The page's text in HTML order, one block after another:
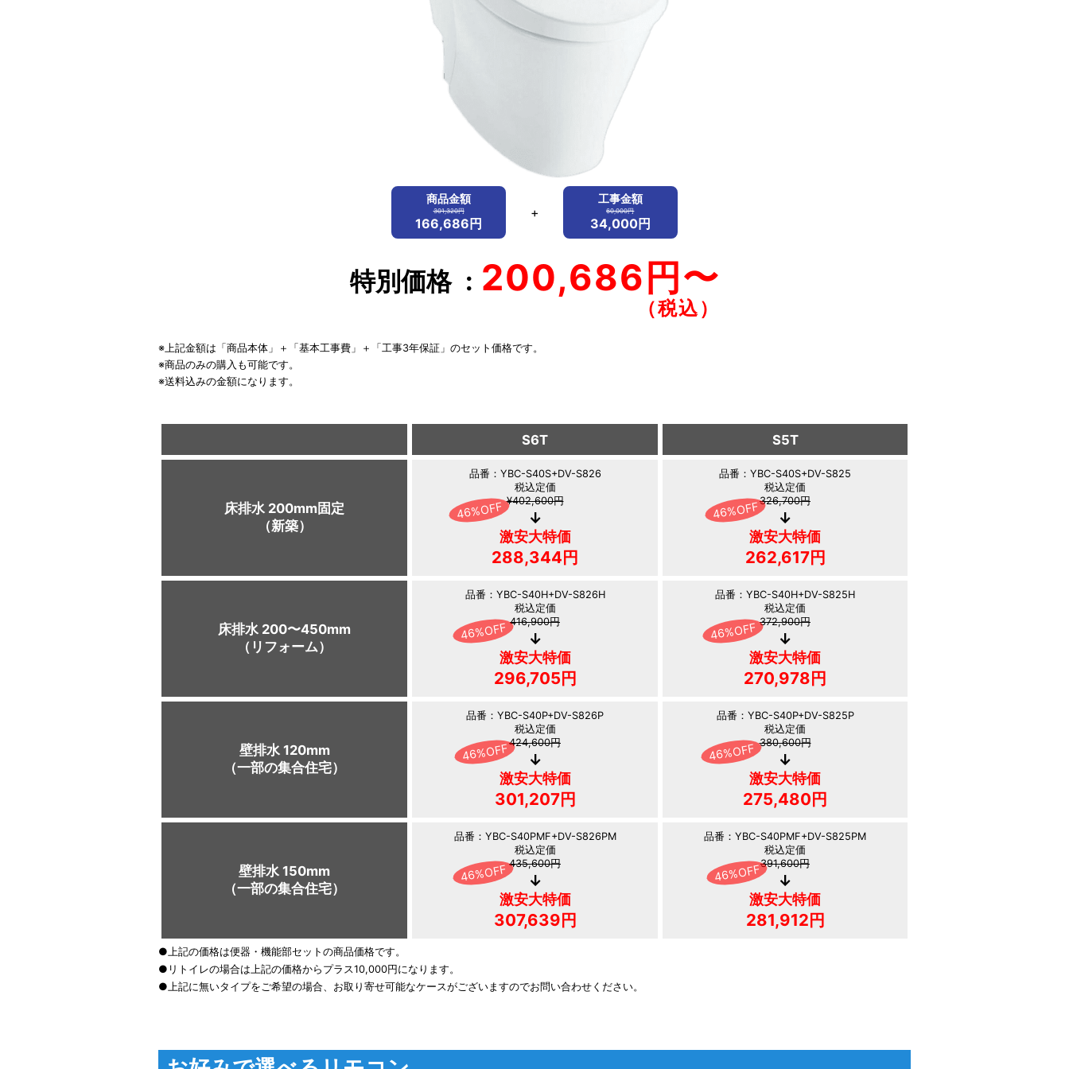
商品金額
301,320円
166,686円
+
工事金額
60,000円
34,000円
特別価格 200,686円〜
※上記金額は「商品本体」＋「基本工事費」＋「工事3年保証」のセット価格です。
※商品のみの購入も可能です。
※送料込みの金額になります。
S6T S5T
床排水 200mm固定
（新築）
品番：YBC-S40S+DV-S826
税込定価
¥402,600円
激安大特価
288,344円
品番：YBC-S40S+DV-S825
税込定価
326,700円
激安大特価
262,617円
床排水 200〜450mm
（リフォーム）
品番：YBC-S40H+DV-S826H
税込定価
416,900円
激安大特価
296,705円
品番：YBC-S40H+DV-S825H
税込定価
372,900円
激安大特価
270,978円
壁排水 120mm
（一部の集合住宅）
品番：YBC-S40P+DV-S826P
税込定価
424,600円
激安大特価
301,207円
品番：YBC-S40P+DV-S825P
税込定価
380,600円
激安大特価
275,480円
壁排水 150mm
（一部の集合住宅）
品番：YBC-S40PMF+DV-S826PM
税込定価
435,600円
激安大特価
307,639円
品番：YBC-S40PMF+DV-S825PM
税込定価
391,600円
激安大特価
281,912円
●上記の価格は便器・機能部セットの商品価格です。
●リトイレの場合は上記の価格からプラス10,000円になります。
●上記に無いタイプをご希望の場合、お取り寄せ可能なケースがございますのでお問い合わせください。